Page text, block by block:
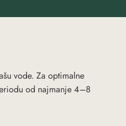
vode. Za optimalne
od najmanje 4–8